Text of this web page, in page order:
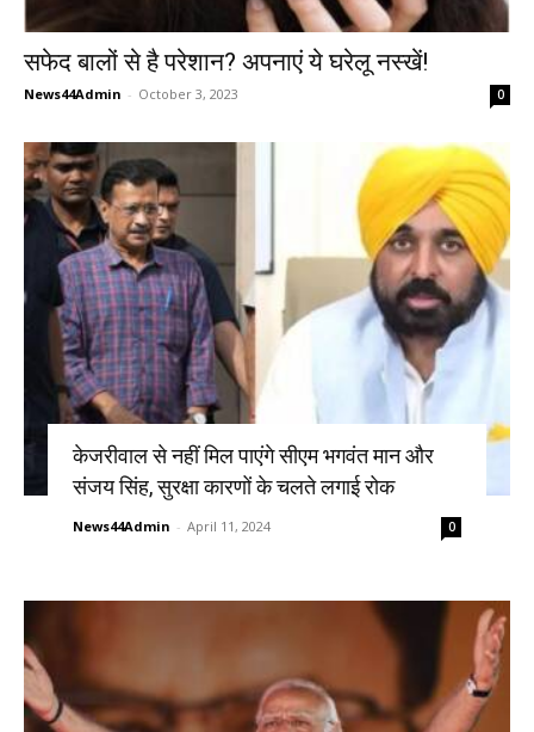
सफेद बालों से है परेशान? अपनाएं ये घरेलू नस्खें!
News44Admin - October 3, 2023 0
केजरीवाल से नहीं मिल पाएंगे सीएम भगवंत मान और
संजय सिंह, सुरक्षा कारणों के चलते लगाई रोक
News44Admin - April 11, 2024 0